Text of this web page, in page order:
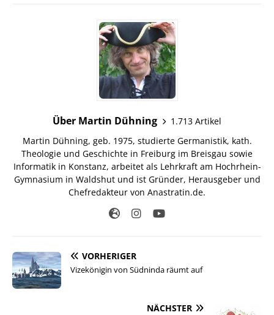
Über Martin Dühning
1.713 Artikel
Martin Dühning, geb. 1975, studierte Germanistik, kath.
Theologie und Geschichte in Freiburg im Breisgau sowie
Informatik in Konstanz, arbeitet als Lehrkraft am Hochrhein-
Gymnasium in Waldshut und ist Gründer, Herausgeber und
Chefredakteur von Anastratin.de.
VORHERIGER
Vizekönigin von Südninda räumt auf
NÄCHSTER